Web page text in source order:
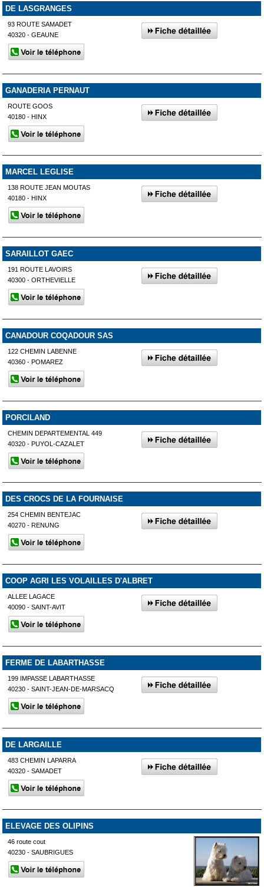
DE LASGRANGES
93 ROUTE SAMADET
40320 - GEAUNE
GANADERIA PERNAUT
ROUTE GOOS
40180 - HINX
MARCEL LEGLISE
138 ROUTE JEAN MOUTAS
40180 - HINX
SARAILLOT GAEC
191 ROUTE LAVOIRS
40300 - ORTHEVIELLE
CANADOUR COQADOUR SAS
122 CHEMIN LABENNE
40360 - POMAREZ
PORCILAND
CHEMIN DEPARTEMENTAL 449
40320 - PUYOL-CAZALET
DES CROCS DE LA FOURNAISE
254 CHEMIN BENTEJAC
40270 - RENUNG
COOP AGRI LES VOLAILLES D'ALBRET
ALLEE LAGACE
40090 - SAINT-AVIT
FERME DE LABARTHASSE
199 IMPASSE LABARTHASSE
40230 - SAINT-JEAN-DE-MARSACQ
DE LARGAILLE
483 CHEMIN LAPARRA
40320 - SAMADET
ELEVAGE DES OLIPINS
46 route cout
40230 - SAUBRIGUES